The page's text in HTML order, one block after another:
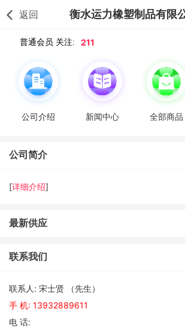
返回 衡水运力橡塑制品有限
普通会员 关注: 211
公司介绍 新闻中心 全部商品
公司简介
[详细介绍]
最新供应
联系我们
联系人: 宋士贤 （先生）
手 机: 13932889611
电 话: